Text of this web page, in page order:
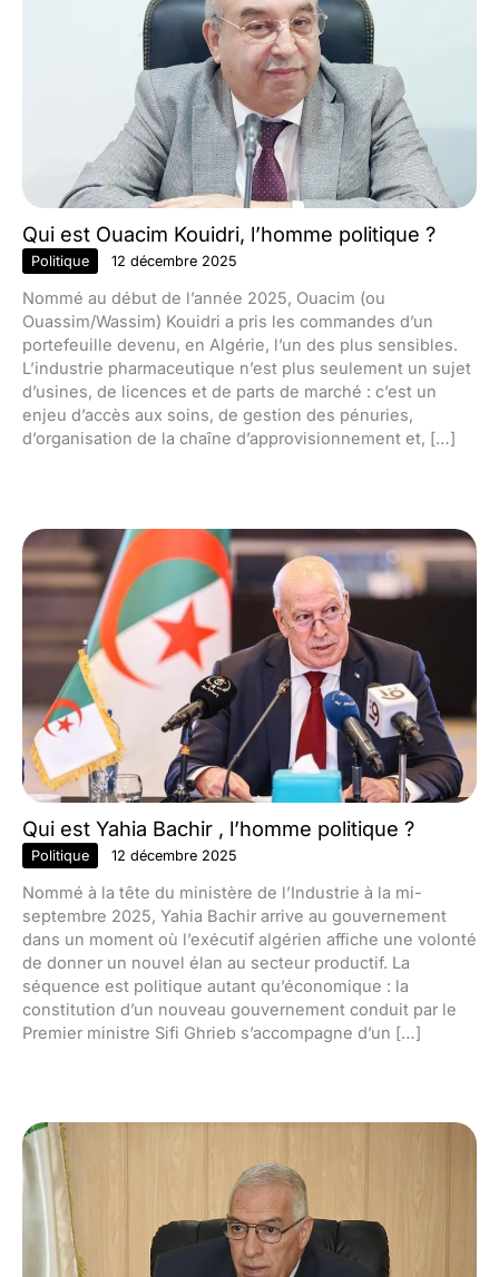
Qui est Ouacim Kouidri, l’homme politique ?
Politique 12 décembre 2025
Nommé au début de l’année 2025, Ouacim (ou
Ouassim/Wassim) Kouidri a pris les commandes d’un
portefeuille devenu, en Algérie, l’un des plus sensibles.
L’industrie pharmaceutique n’est plus seulement un sujet
d’usines, de licences et de parts de marché : c’est un
enjeu d’accès aux soins, de gestion des pénuries,
d’organisation de la chaîne d’approvisionnement et, […]
Qui est Yahia Bachir , l’homme politique ?
Politique 12 décembre 2025
Nommé à la tête du ministère de l’Industrie à la mi-
septembre 2025, Yahia Bachir arrive au gouvernement
dans un moment où l’exécutif algérien affiche une volonté
de donner un nouvel élan au secteur productif. La
séquence est politique autant qu’économique : la
constitution d’un nouveau gouvernement conduit par le
Premier ministre Sifi Ghrieb s’accompagne d’un […]